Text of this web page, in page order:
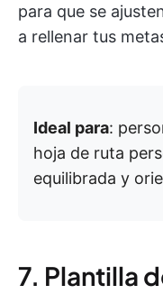
para que se
a rellenar tus
Ideal para:
hoja de ruta
equilibrada y
7. Plantilla